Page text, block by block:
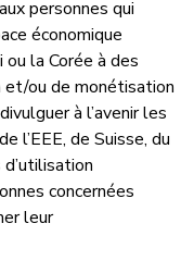
personnes qui
économique
la Corée à des
et/ou de monétisation
à l’avenir les
l’EEE, de Suisse, du
concernées
leur